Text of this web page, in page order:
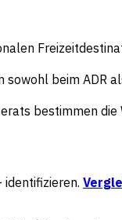
beim ADR
bestimmen